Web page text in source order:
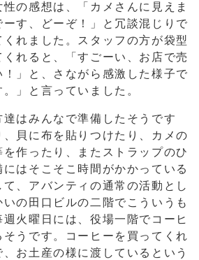
の感想は、「カメさんに見えま
す、どーぞ！」と冗談混じりで
れました。スタッフの方が袋型
れると、「すごーい、お店で売
！」と、さながら感激した様子で
。」と言っていました。
はみんなで準備したそうです
貝に布を貼りつけたり、カメの
作ったり、またストラップのひ
にはそこそこ時間がかかっている
、アバンティの通常の活動とし
の田口ビルの二階でこういうも
火曜日には、役場一階でコーヒ
うです。コーヒーを買ってくれ
お土産の様に渡しているという